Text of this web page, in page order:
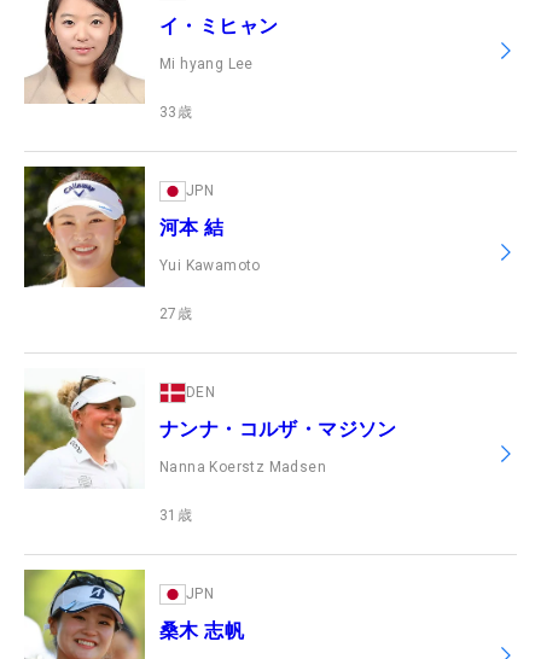
イ・ミヒャン
Mi hyang Lee
33 歳
JPN
河本 結
Yui Kawamoto
27 歳
DEN
ナンナ・コルザ・マジソン
Nanna Koerstz Madsen
31 歳
JPN
桑木 志帆